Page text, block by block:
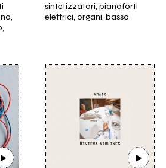
sintetizzatori, pianoforti
elettrici, organi, basso